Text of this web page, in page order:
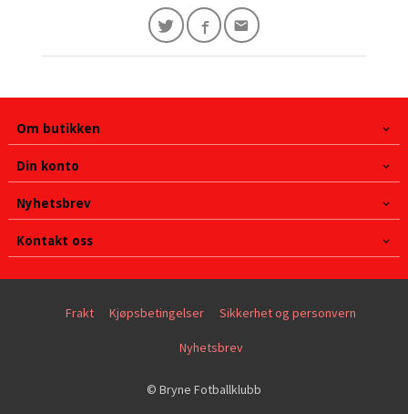
Om butikken
Din konto
Nyhetsbrev
Kontakt oss
Frakt Kjøpsbetingelser Sikkerhet og personvern
Nyhetsbrev
© Bryne Fotballklubb